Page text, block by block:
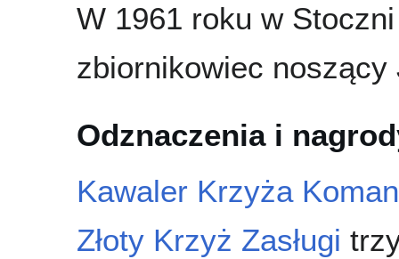
W 1961 roku w
zbiornikowiec noszący
Odznaczenia i
Kawaler Krzyża
Złoty Krzyż Zasługi